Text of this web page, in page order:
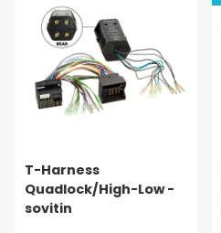
T-Harness
Quadlock/High-Low -
sovitin